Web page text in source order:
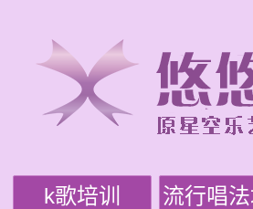
k歌培训 流行唱法